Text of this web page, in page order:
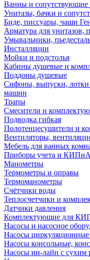
Ванны и сопутствующие
Унитазы, бачки и
Биде, писсуары, чаши
Арматура для унитазов,
Умывальники,
Инсталляции
Мойки и подстолья
Кабины душевые и
Поддоны душевые
Сифоны, выпуски,
машин
Трапы
Смесители и
Подводка гибкая
Полотенцесушители и
Вентиляторы,
Мебель для ванных
Приборы учета и КИПиА
Манометры
Термометры и оправы
Термоманометры
Счётчики воды
Теплосчетчики и
Датчики давления
Комплектующие для
Насосы и насосное
Насосы
Насосы консольные,
Насосы ин-лайн с сухим